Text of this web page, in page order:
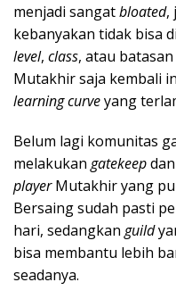
menjadi sangatbloated,
kebanyakan tidak bisa
level, class, atau
Mutakhir saja kembali
learningcurveyang
Belum lagi komunitas
melakukan gatekeep
playerMutakhir yang
Bersaing sudah pasti
hari, sedangkan guild
bisa membantu lebih
seadanya.